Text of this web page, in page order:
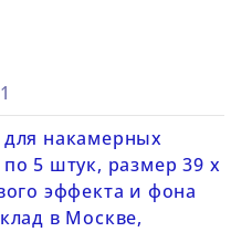
для накамерных
5 штук, размер 39 х
эффекта и фона
в Москве,